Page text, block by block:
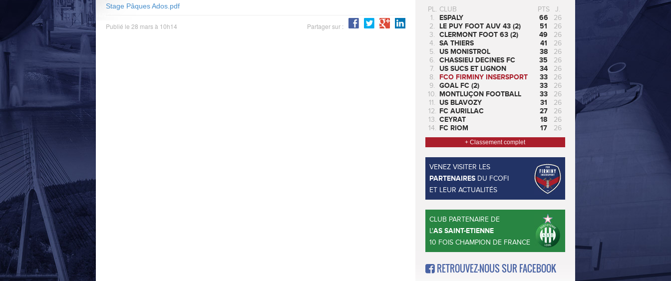
Stage Pâques Ados.pdf
Publié le 28 mars à 10h14 Partager sur :
PL. CLUB PTS
J.
1.
ESPALY 66
26
2.
LE PUY FOOT AUV 43 (2) 51
26
3. CLERMONT FOOT 63 (2) 49
26
4. SA THIERS 41
26
5.
US MONISTROL 38
26
6. CHASSIEU DECINES FC 35
26
7.
US SUCS ET LIGNON 34
26
8.
FCO FIRMINY INSERSPORT 33
26
9. GOAL FC (2) 33
26
10. MONTLUÇON FOOTBALL 33
26
11. US BLAVOZY 31
26
12. FC AURILLAC 27
26
13. CEYRAT 18
26
14. FC RIOM 17 26
+ Classement complet
VENEZ VISITER LES
PARTENAIRESDU FCOFI
ET LEUR ACTUALITÉS
CLUB PARTENAIRE DE
L'AS SAINT-ETIENNE
10 FOIS CHAMPION DE FRANCE
RETROUVEZ-NOUS SUR FACEBOOK